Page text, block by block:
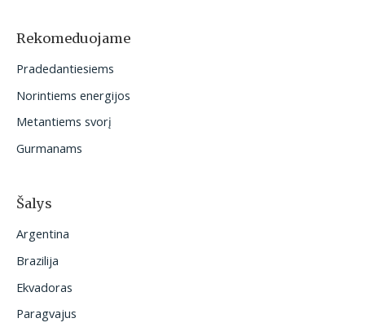
o
:
Rekomeduojame
Pradedantiesiems
Norintiems energijos
Metantiems svorį
Gurmanams
Šalys
Argentina
Brazilija
Ekvadoras
Paragvajus